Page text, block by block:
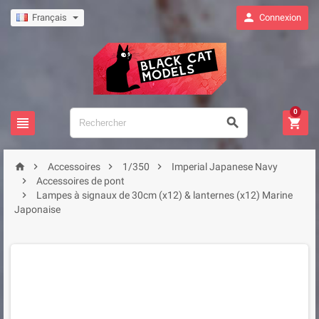
Français  Connexion
  
0
  Accessoires  1/350 
Imperial Japanese Navy

Accessoires de pont

Lampes à signaux de 30cm (x12) & lanternes (x12) Marine
Japonaise